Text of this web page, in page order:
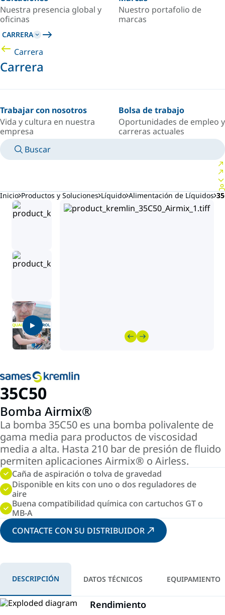
Nuestra presencia global y
oficinas
Nuestro portafolio de
marcas
CARRERA
Carrera
Carrera
Trabajar con nosotros
Vida y cultura en nuestra
empresa
Bolsa de trabajo
Oportunidades de empleo y
carreras actuales
Buscar
Inicio Productos y Soluciones Líquido Alimentación de Líquidos
35C50
Bomba Airmix®
La bomba 35C50 es una bomba polivalente de
gama media para productos de viscosidad
media a alta. Hasta 210 bar de presión de fluido
permiten aplicaciones Airmix® o Airless.
Caña de aspiración o tolva de gravedad
Disponible en kits con uno o dos reguladores de
aire
Buena compatibilidad química con cartuchos GT o
MB-A
CONTACTE CON SU DISTRIBUIDOR
DESCRIPCIÓN DATOS TÉCNICOS EQUIPAMIENTO
Rendimiento